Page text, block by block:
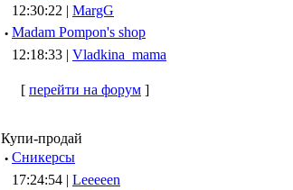
12:30:22 | MargG
· Madam Pompon's shop
12:18:33 | Vladkina_mama
[ перейти на форум ]
Купи-продай
· Сникерсы
17:24:54 | Leeeeen